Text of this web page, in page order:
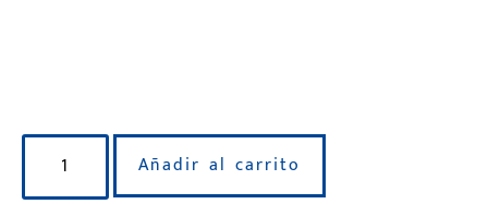
Añadir al carrito